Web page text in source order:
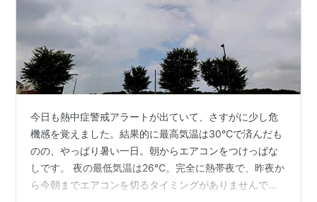
今日も熱中症警戒アラートが出ていて、さすがに少し危
機感を覚えました。結果的に最高気温は30℃で済んだも
のの、やっぱり暑い一日。朝からエアコンをつけっぱな
しです。 夜の最低気温は26℃。完全に熱帯夜で、昨夜か
ら今朝までエアコンを切るタイミングがありませんでし